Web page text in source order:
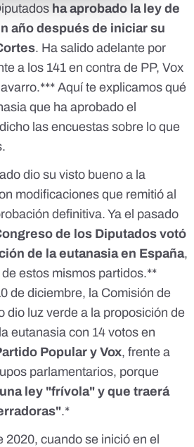
ha aprobado la ley de
año después de iniciar su
. Ha salido adelante por
a los 141 en contra de PP, Vox
Aquí te explicamos qué
que ha aprobado el
las encuestas sobre lo que
.
dio su visto bueno a la
modificaciones que remitió al
definitiva. Ya el pasado
de los Diputados votó
de la eutanasia en España,
estos mismos partidos.**
de diciembre, la Comisión de
dio luz verde a la proposición de
eutanasia con 14 votos en
Popular y Vox, frente a
parlamentarios, porque
ley "frívola" y que traerá
.*
2020, cuando se inició en el